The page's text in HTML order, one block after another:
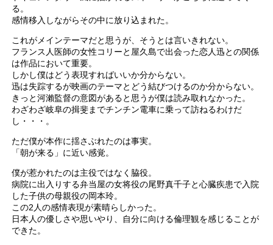
る。
感情移入しながらその中に放り込まれた。
これがメインテーマだと思うが、そうとは言いきれない。
フランス人医師の女性コリーと屋久島で出会った恋人迅との関係
は作品において重要。
しかし僕はどう表現すればいいか分からない。
迅は失踪するが映画のテーマとどう結びつけるのか分からない。
きっと河瀨監督の意図があると思うが僕は読み取れなかった。
わざわざ岐阜の揖斐までチンチン電車に乗って訪ねるわけだ
し・・・。
ただ僕が本作に揺さぶれたのは事実。
「朝が来る」に近い感覚。
僕が惹かれたのは主役ではなく脇役。
病院に出入りする弁当屋の女将役の尾野真千子と心臓疾患で入院
した子供の母親役の岡本玲。
この2人の感情表現が素晴らしかった。
日本人の優しさや思いやり、自分に向ける倫理観を感じることが
できた。